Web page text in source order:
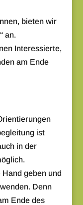
bieten wir
an.
Interessierte,
am Ende
ist
in der
geben und
Denn
Ende des